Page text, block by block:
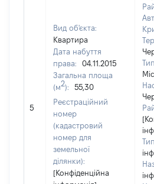
5
Вид об'єкта:
Квартира
Дата набуття
права:
04.11.2015
Загальна площа
(м2):
55,30
Реєстраційний
номер
(кадастровий
номер для
земельної
ділянки):
[Конфіденційна